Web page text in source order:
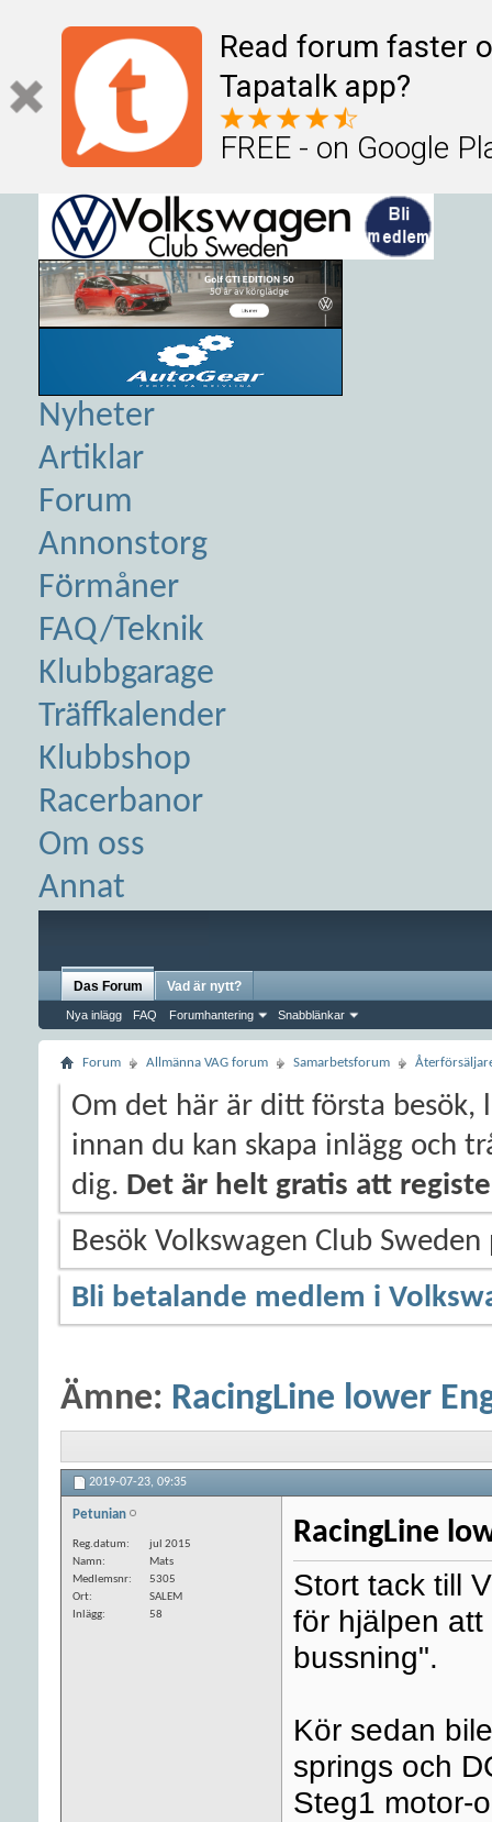
Read forum faster
Tapatalk app?
FREE - on Google
Nyheter
Artiklar
Forum
Annonstorg
Förmåner
FAQ/Teknik
Klubbgarage
Träffkalender
Klubbshop
Racerbanor
Om oss
Annat
Das Forum
Nya inlägg FAQ Forumhantering Snabblänkar
Vad är nytt?
Forum Allmänna VAG forum Samarbetsforum
Om det här är ditt första besök,
innan du kan skapa inlägg och
dig. Det är helt gratis att
Besök Volkswagen Club
Bli betalande medlem i
Ämne: RacingLine lower
2019-07-23, 09:35
Petunian
Reg.datum
jul 2015
Namn
Mats
Medlemsnr
5305
Ort
SALEM
Inlägg
58
RacingLine
Stort tack till
för hjälpen
bussning".
Kör sedan
springs och
Steg1 motor-